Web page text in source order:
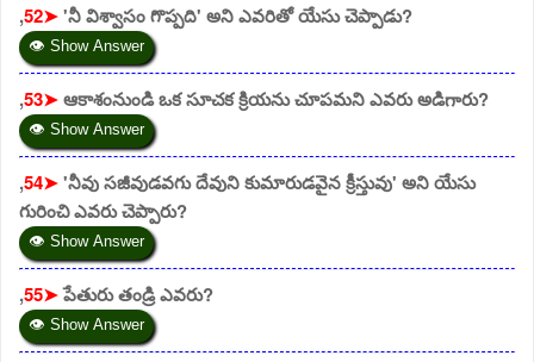
,52➤'నీ విశ్వాసం గొప్పది' అని ఎవరితో యేసు చెప్పాడు?
👁 Show Answer
,53➤ఆకాశంనుండి ఒక సూచక క్రియను చూపమని ఎవరు అడిగారు?
👁 Show Answer
,54➤'నీవు సజీవుడవగు దేవుని కుమారుడవైన క్రీస్తువు' అని యేసు
గురించి ఎవరు చెప్పారు?
👁 Show Answer
,55➤పేతురు తండ్రి ఎవరు?
👁 Show Answer